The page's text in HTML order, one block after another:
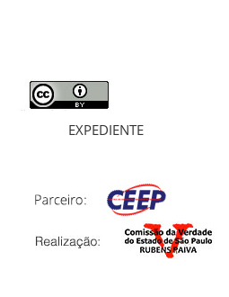
EXPEDIENTE